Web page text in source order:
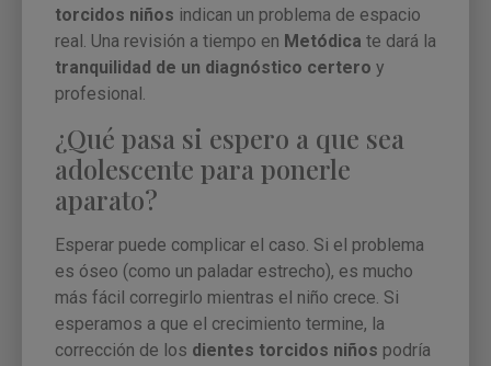
torcidos niños indican un problema de espacio
real. Una revisión a tiempo en Metódica te dará la
tranquilidad de un diagnóstico certero y
profesional.
¿Qué pasa si espero a que sea
adolescente para ponerle
aparato?
Esperar puede complicar el caso. Si el problema
es óseo (como un paladar estrecho), es mucho
más fácil corregirlo mientras el niño crece. Si
esperamos a que el crecimiento termine, la
corrección de los dientes torcidos niños podría